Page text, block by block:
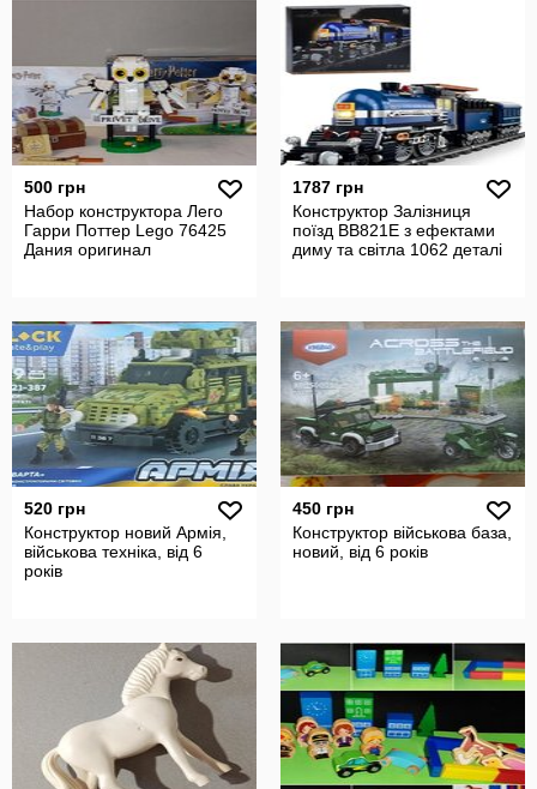
500 грн
Набор конструктора Лего
Гарри Поттер Lego 76425
Дания оригинал
1787 грн
Конструктор Залізниця
поїзд BB821E з ефектами
диму та світла 1062 деталі
520 грн
Конструктор новий Армія,
військова техніка, від 6
років
450 грн
Конструктор військова база,
новий, від 6 років